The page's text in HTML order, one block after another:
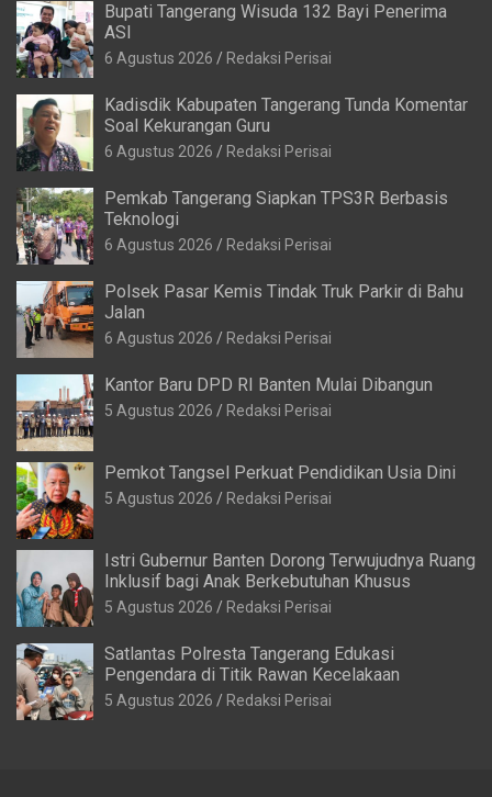
Bupati Tangerang Wisuda 132 Bayi Penerima
ASI
6 Agustus 2026 Redaksi Perisai
Kadisdik Kabupaten Tangerang Tunda Komentar
Soal Kekurangan Guru
6 Agustus 2026 Redaksi Perisai
Pemkab Tangerang Siapkan TPS3R Berbasis
Teknologi
6 Agustus 2026 Redaksi Perisai
Polsek Pasar Kemis Tindak Truk Parkir di Bahu
Jalan
6 Agustus 2026 Redaksi Perisai
Kantor Baru DPD RI Banten Mulai Dibangun
5 Agustus 2026 Redaksi Perisai
Pemkot Tangsel Perkuat Pendidikan Usia Dini
5 Agustus 2026 Redaksi Perisai
Istri Gubernur Banten Dorong Terwujudnya Ruang
Inklusif bagi Anak Berkebutuhan Khusus
5 Agustus 2026 Redaksi Perisai
Satlantas Polresta Tangerang Edukasi
Pengendara di Titik Rawan Kecelakaan
5 Agustus 2026 Redaksi Perisai